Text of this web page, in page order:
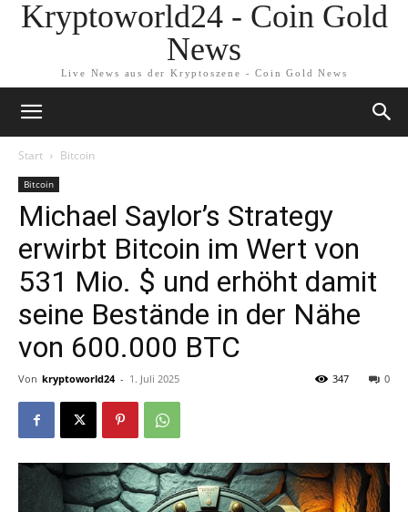
Kryptoworld24 - Coin Gold
News
Live News aus der Kryptoszene - Coin Gold News
Start Bitcoin
Bitcoin
Michael Saylor’s Strategy
erwirbt Bitcoin im Wert von
531 Mio. $ und erhöht damit
seine Bestände in der Nähe
von 600.000 BTC
Von kryptoworld24 - 1. Juli 2025 0
347